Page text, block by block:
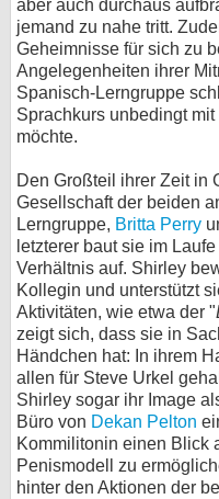
aber auch durchaus
jemand zu nahe tritt.
Geheimnisse für sich zu
Angelegenheiten ihrer
Spanisch-Lerngruppe
Sprachkurs unbedingt
möchte.
Den Großteil ihrer Zeit in
Gesellschaft der beiden
Lerngruppe, Britta Perry
letzterer baut sie im
Verhältnis auf. Shirley
Kollegin und unterstützt
Aktivitäten, wie etwa der "
zeigt sich, dass sie in
Händchen hat: In ihrem
allen für Steve Urkel
Shirley sogar ihr Image
Büro von Dekan Pelton
Kommilitonin einen Blick
Penismodell zu
hinter den Aktionen der